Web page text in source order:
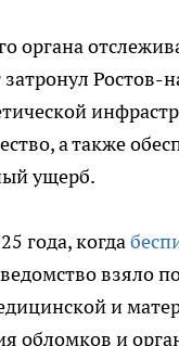
органа
Ростов-
а также
ущерб.
года, когда
взяло
и
обломков и